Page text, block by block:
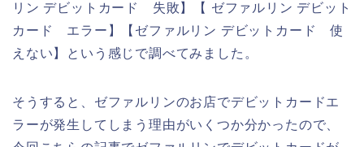
リン デビットカード 失敗】【 ゼファルリン デビット
カード エラー】【ゼファルリン デビットカード 使
えない】という感じで調べてみました。
そうすると、ゼファルリンのお店でデビットカードエ
ラーが発生してしまう理由がいくつか分かったので、